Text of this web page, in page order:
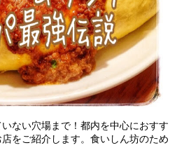
ない穴場まで！都内を中心におすす
をご紹介します。食いしん坊のため